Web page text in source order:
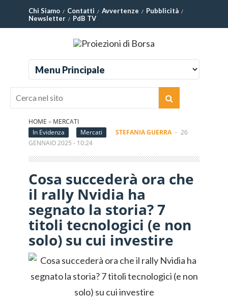
Chi Siamo Contatti Avvertenze
Pubblicità
Newsletter
PdB TV
HOME » MERCATI
In Evidenza
Mercati STEFANIA GUERRA - 26
GENNAIO 2025 - 10:24
Cosa succederà ora che
il rally Nvidia ha
segnato la storia? 7
titoli tecnologici (e non
solo) su cui investire